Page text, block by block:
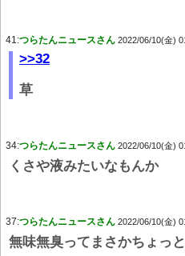
41:つらたんニュースさん 2022/06/10(金)
>>32
草
34:つらたんニュースさん 2022/06/10(金)
くさや液みたいなもんか
37:つらたんニュースさん 2022/06/10(金)
無味無臭ってまさかちょっ